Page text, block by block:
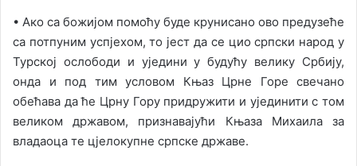
• Ако са божијом помоћу буде крунисано ово предузеће
са потпуним успјехом, то јест да се цио српски народ у
Турској ослободи и уједини у будућу велику Србију,
онда и под тим условом Књаз Црне Горе свечано
обећава да ће Црну Гору придружити и ујединити с том
великом државом, признавајући Књаза Михаила за
владаоца те цјелокупне српске државе.